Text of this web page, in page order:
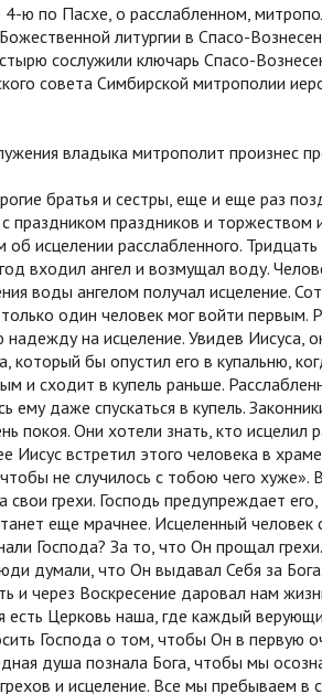
ю по Пасхе, о расслабленном,
литургии в Спасо-
сослужили ключарь Спасо-
совета Симбирской митрополии
владыка митрополит произнес
братья и сестры, еще и еще раз
праздником праздников и торжеством
об исцелении расслабленного.
входил ангел и возмущал воду.
воды ангелом получал исцеление.
один человек мог войти первым.
надежду на исцеление. Увидев Иисуса,
который бы опустил его в купальню,
и сходит в купель раньше.
ему даже спускаться в купель.
покоя. Они хотели знать, кто исцелил
Иисус встретил этого человека в
не случилось с тобою чего хуже».
свои грехи. Господь предупреждает
еще мрачнее. Исцеленный
Господа? За то, что Он прощал
думали, что Он выдавал Себя за
и через Воскресение даровал нам
есть Церковь наша, где каждый
Господа о том, чтобы Он в первую
душа познала Бога, чтобы мы
и исцеление. Все мы пребываем в